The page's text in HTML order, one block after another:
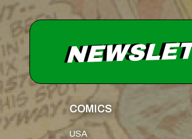
COMICS
USA